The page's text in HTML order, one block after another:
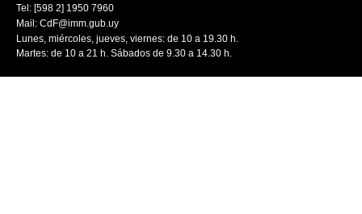
Tel: [598 2] 1950 7960
Mail: CdF@imm.gub.uy
Lunes, miércoles, jueves, viernes: de 10 a 19.30 h.
Martes: de 10 a 21 h. Sábados de 9.30 a 14.30 h.